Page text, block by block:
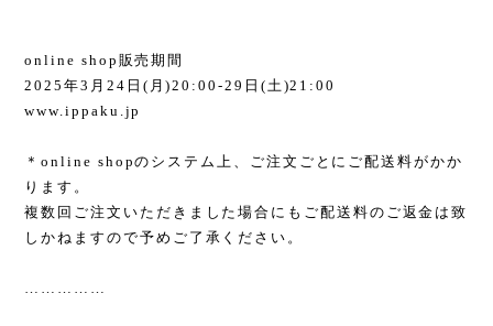
online shop 販売期間
2025年3 月 24 日 ( 月)20:00-29 日 (土)21:00
www.ippaku.jp
＊online shopのシステム上、ご注文ごとにご配送料がかか
ります。
複数回ご注文いただきました場合にもご配送料のご返金は致
しかねますので予めご了承ください。
……………